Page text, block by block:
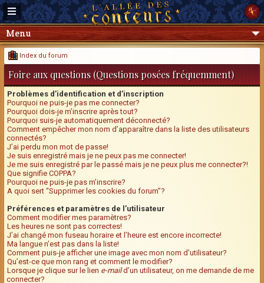
Menu
Index du forum
Foire aux questions (Questions posées fréquemment)
Problèmes d’identification et d’inscription
Pourquoi ne puis-je pas me connecter?
Pourquoi dois-je m’inscrire après tout?
Pourquoi suis-je automatiquement déconnecté?
Comment empêcher mon nom d’apparaître dans la liste des utilisateurs
connectés?
J’ai perdu mon mot de passe!
Je suis enregistré mais je ne peux pas me connecter!
Je me suis enregistré par le passé mais je ne peux plus me connecter?!
Que signifie COPPA?
Pourquoi ne puis-je pas m’inscrire?
A quoi sert “Supprimer les cookies du forum”?
Préférences et paramètres de l’utilisateur
Comment modifier mes paramètres?
Les heures ne sont pas correctes!
J’ai changé mon fuseau horaire et l’heure est encore incorrecte!
Ma langue n’est pas dans la liste!
Comment puis-je afficher une image avec mon nom d’utilisateur?
Qu’est-ce que mon rang et comment le modifier?
Lorsque je clique sur le lien e-maild’un utilisateur, on me demande de me
connecter?